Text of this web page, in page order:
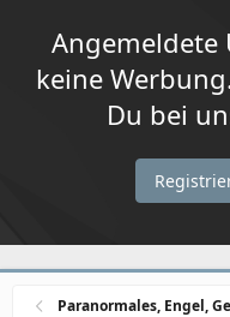
Angemeldete
keine
Du bei
Paranormales, Engel,